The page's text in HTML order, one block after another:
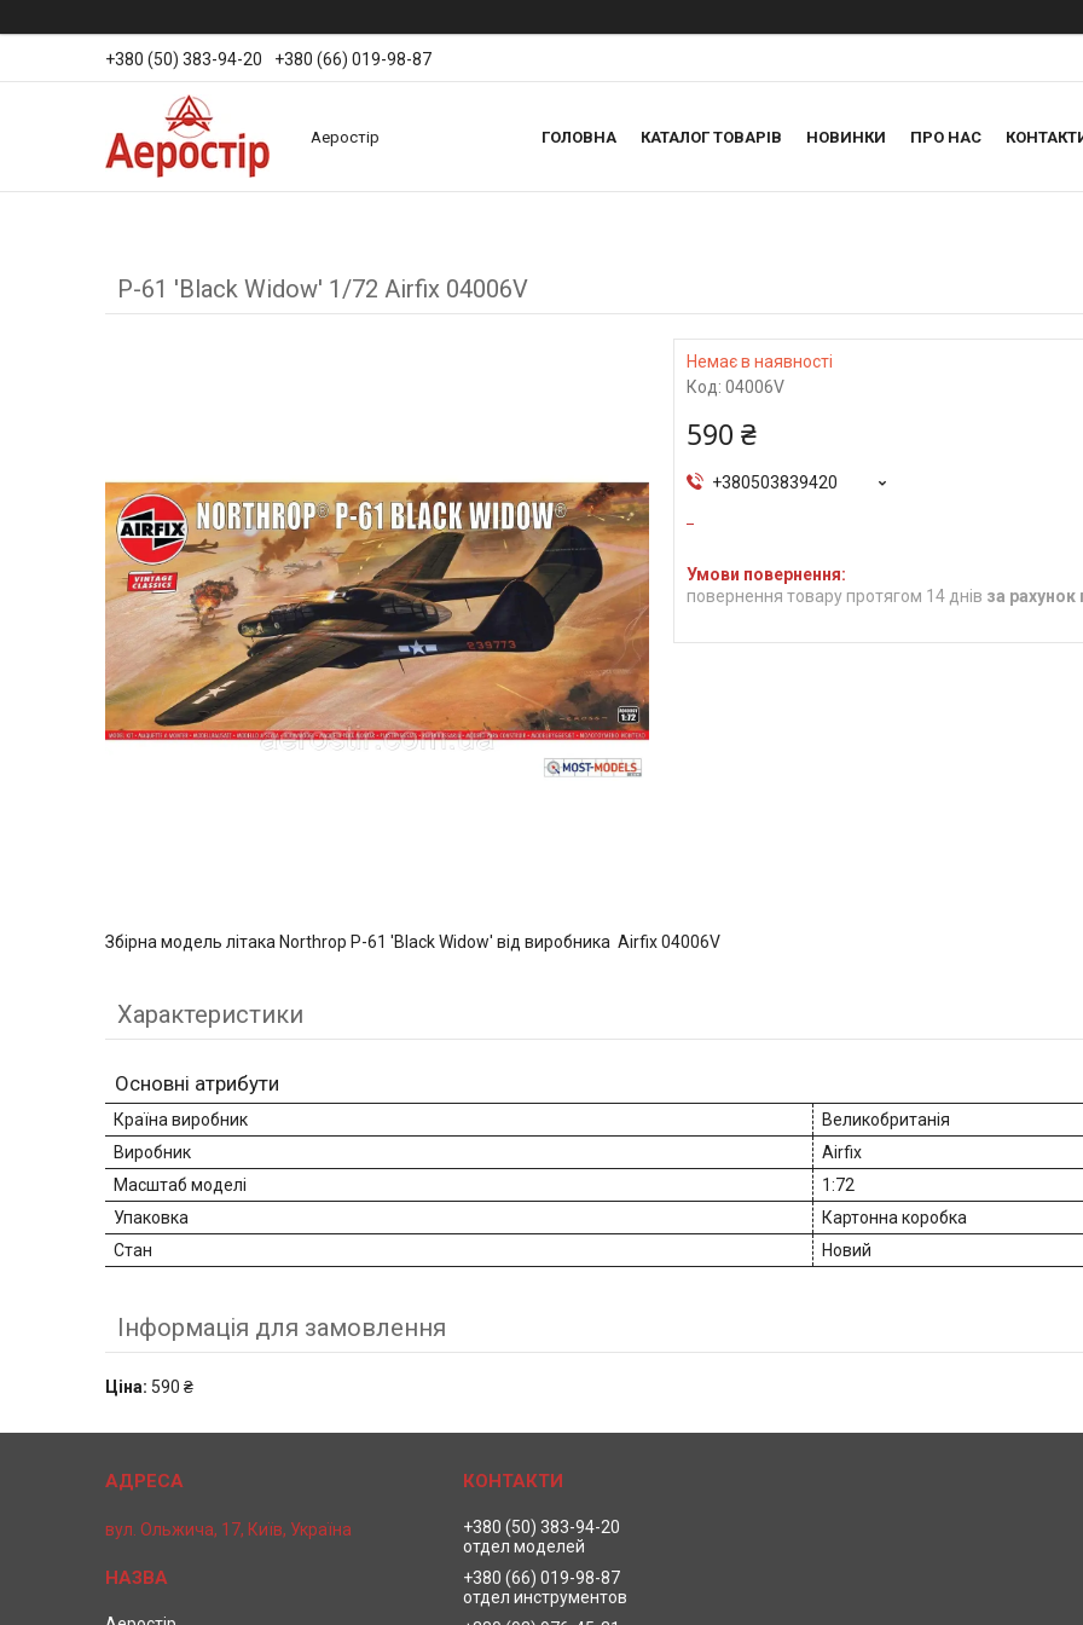
+380 (50) 383-94-20 +380 (66) 019-98-87
Аеростір ГОЛОВНА КАТАЛОГ ТОВАРІВ НОВИНКИ ПРО НАС
P-61 'Black Widow' 1/72 Airfix 04006V
Немає в наявності
Код: 04006V
590 ₴
+380503839420
повернення товару протягом 14 днів за рахунок
Збірна модель літака Northrop P-61 'Black Widow' від виробника Airfix 04006V
Характеристики
Основні атрибути
Країна виробник
Великобританія
Виробник
Airfix
Масштаб моделі
1:72
Упаковка
Картонна коробка
Стан
Новий
Інформація для замовлення
Ціна: 590 ₴
вул. Ольжича, 17, Київ, Україна
+380 (50) 383-94-20
отдел моделей
+380 (66) 019-98-87
отдел инструментов